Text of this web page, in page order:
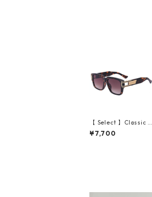
【 Select 】Classic V
intage Square Large
Flame Sunglasses (D
¥7,700